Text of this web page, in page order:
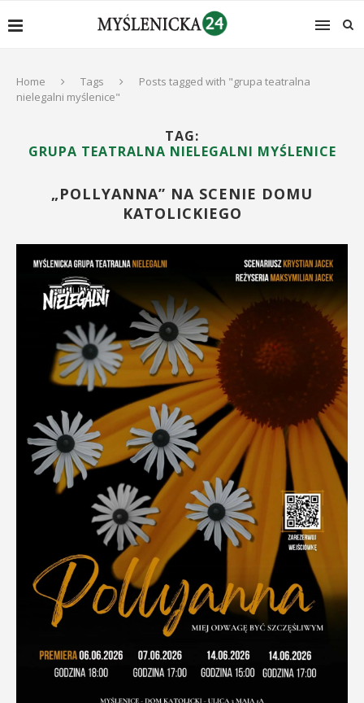
Home Tags
Posts tagged with "grupa teatralna
nielegalni myślenice"
TAG:
GRUPA TEATRALNA NIELEGALNI MYŚLENICE
„POLLYANNA” NA SCENIE DOMU
KATOLICKIEGO